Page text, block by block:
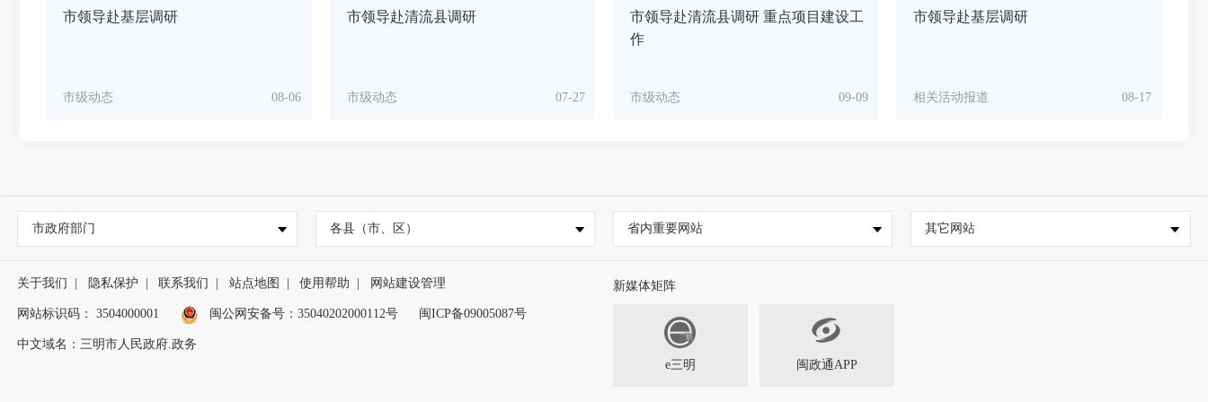
市领导赴基层调研
08-06
市级动态
市领导赴清流县调研
07-27
市级动态
市领导赴清流县调研 重点项目建设工
作
09-09
市级动态
市领导赴基层调研
08-17
相关活动报道
市政府部门 各县（市、区） 省内重要网站 其它网站
关于我们 隐私保护 联系我们 站点地图 使用帮助 网站建设管理
网站标识码： 3504000001 闽公网安备号： 35040202000112号 闽ICP备09005087号
中文域名：三明市人民政府.政务
新媒体矩阵
e三明 闽政通APP